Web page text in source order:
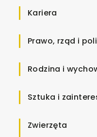
Kariera
Prawo, rząd i
Rodzina i
Sztuka i
Zwierzęta